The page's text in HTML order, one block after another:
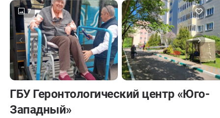
7
ГБУ Геронтологический центр «Юго-
Западный»